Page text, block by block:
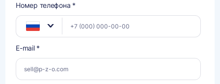
Номер телефона *
E-mail *